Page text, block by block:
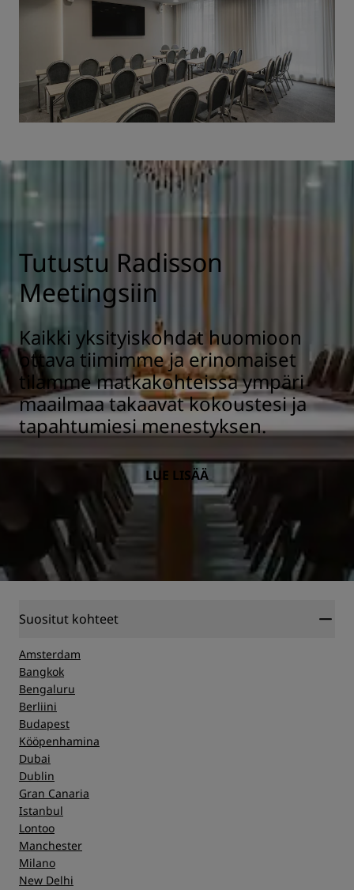
Tutustu Radisson
Meetingsiin
Kaikki yksityiskohdat huomioon
ottava tiimimme ja erinomaiset
tilamme matkakohteissa ympäri
maailmaa takaavat kokoustesi ja
tapahtumiesi menestyksen.
LUE LISÄÄ
Suositut kohteet
Amsterdam
Bangkok
Bengaluru
Berliini
Budapest
Kööpenhamina
Dubai
Dublin
Gran Canaria
Istanbul
Lontoo
Manchester
Milano
New Delhi